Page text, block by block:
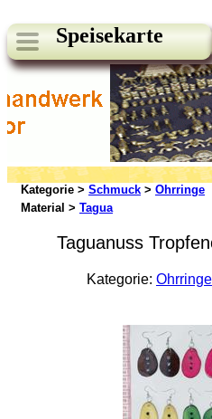
Speisekarte
Kategorie > Schmuck > Ohrringe
Material > Tagua
Taguanuss
Kategorie: Ohrringe